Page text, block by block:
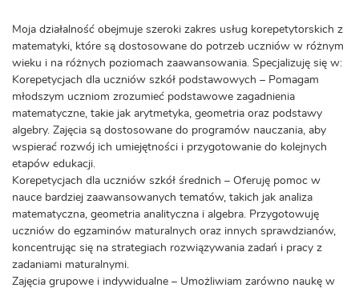
Moja działalność obejmuje szeroki zakres usług korepetytorskich z
matematyki, które są dostosowane do potrzeb uczniów w różnym
wieku i na różnych poziomach zaawansowania. Specjalizuję się w:
Korepetycjach dla uczniów szkół podstawowych – Pomagam
młodszym uczniom zrozumieć podstawowe zagadnienia
matematyczne, takie jak arytmetyka, geometria oraz podstawy
algebry. Zajęcia są dostosowane do programów nauczania, aby
wspierać rozwój ich umiejętności i przygotowanie do kolejnych
etapów edukacji.
Korepetycjach dla uczniów szkół średnich – Oferuję pomoc w
nauce bardziej zaawansowanych tematów, takich jak analiza
matematyczna, geometria analityczna i algebra. Przygotowuję
uczniów do egzaminów maturalnych oraz innych sprawdzianów,
koncentrując się na strategiach rozwiązywania zadań i pracy z
zadaniami maturalnymi.
Zajęcia grupowe i indywidualne – Umożliwiam zarówno naukę w